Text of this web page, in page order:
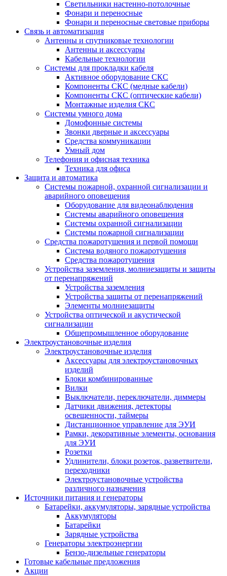
Светильники настенно-потолочные
Фонари и переносные
Фонари и переносные световые приборы
Связь и автоматизация
Антенны и спутниковые технологии
Антенны и аксессуары
Кабельные технологии
Системы для прокладки кабеля
Активное оборудование СКС
Компоненты СКС (медные кабели)
Компоненты СКС (оптические кабели)
Монтажные изделия СКС
Системы умного дома
Домофонные системы
Звонки дверные и аксессуары
Средства коммуникации
Умный дом
Телефония и офисная техника
Техника для офиса
Защита и автоматика
Системы пожарной, охранной сигнализации и
аварийного оповещения
Оборудование для видеонаблюдения
Системы аварийного оповещения
Системы охранной сигнализации
Системы пожарной сигнализации
Средства пожаротушения и первой помощи
Система водяного пожаротушения
Средства пожаротушения
Устройства заземления, молниезащиты и защиты
от перенапряжений
Устройства заземления
Устройства защиты от перенапряжений
Элементы молниезащиты
Устройства оптической и акустической
сигнализации
Общепромышленное оборудование
Электроустановочные изделия
Электроустановочные изделия
Аксессуары для электроустановочных
изделий
Блоки комбинированные
Вилки
Выключатели, переключатели, диммеры
Датчики движения, детекторы
освещенности, таймеры
Дистанционное управление для ЭУИ
Рамки, декоративные элементы, основания
для ЭУИ
Розетки
Удлинители, блоки розеток, разветвители,
переходники
Электроустановочные устройства
различного назначения
Источники питания и генераторы
Батарейки, аккумуляторы, зарядные устройства
Аккумуляторы
Батарейки
Зарядные устройства
Генераторы электроэнергии
Бензо-дизельные генераторы
Готовые кабельные предложения
Акции